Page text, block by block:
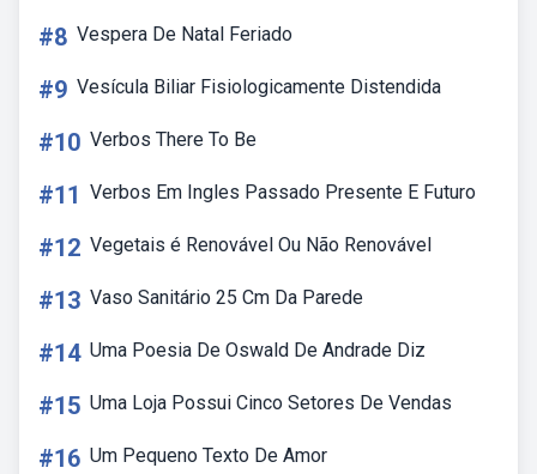
#8 Vespera De Natal Feriado
#9 Vesícula Biliar Fisiologicamente Distendida
#10 Verbos There To Be
#11 Verbos Em Ingles Passado Presente E Futuro
#12 Vegetais é Renovável Ou Não Renovável
#13 Vaso Sanitário 25 Cm Da Parede
#14 Uma Poesia De Oswald De Andrade Diz
#15 Uma Loja Possui Cinco Setores De Vendas
#16 Um Pequeno Texto De Amor